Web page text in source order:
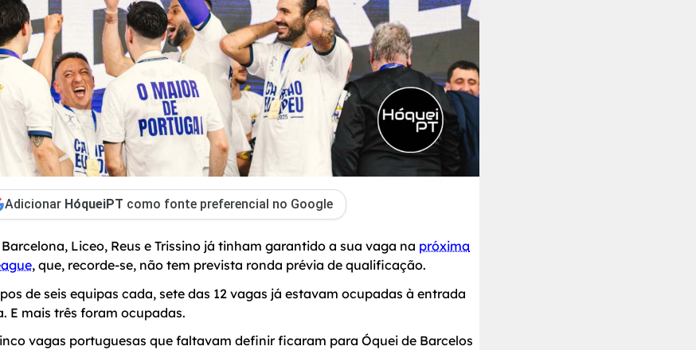
Adicionar HóqueiPT como fonte preferencial no Google
Liceo, Reus e Trissino já tinham garantido a sua vaga na próxima
, que, recorde-se, não tem prevista ronda prévia de qualificação.
de seis equipas cada, sete das 12 vagas já estavam ocupadas à entrada
E mais três foram ocupadas.
vagas portuguesas que faltavam definir ficaram para Óquei de Barcelos